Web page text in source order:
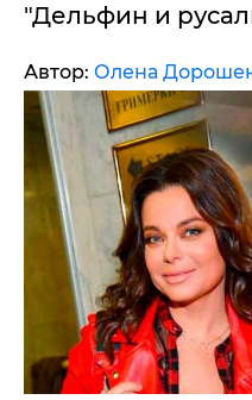
"Дельфин и
Автор: Олена